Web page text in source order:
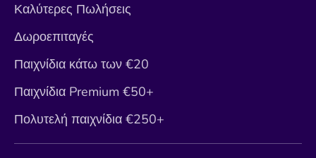
Καλύτερες Πωλήσεις
Δωροεπιταγές
Παιχνίδια κάτω των €20
Παιχνίδια Premium €50+
Πολυτελή παιχνίδια €250+